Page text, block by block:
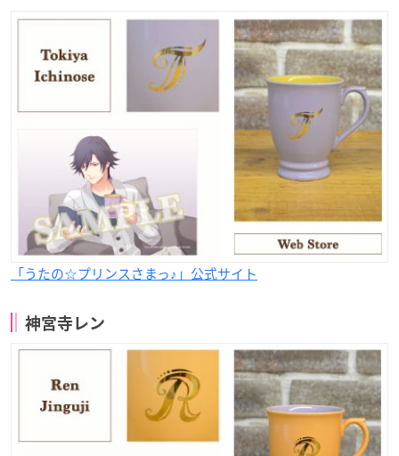
「うたの☆プリンスさまっ♪」公式サイト
神宮寺レン